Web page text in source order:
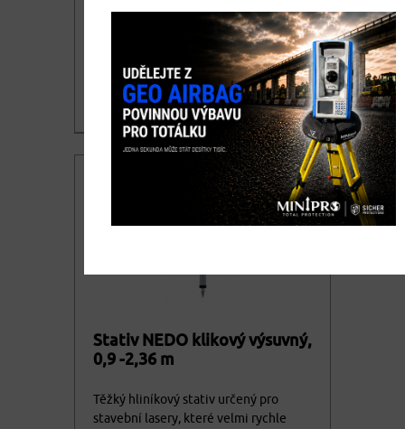
NESTLE Gottlieb je vhodný pro lehké a
středně lehké rotující lasery.
4.460,00
cena bez DPH
DETAIL
5.396,60
cena vč. DPH
Nedostupné
Stativ NEDO klikový výsuvný,
0,9 -2,36 m
Těžký hliníkový stativ určený pro
stavební lasery, které velmi rychle